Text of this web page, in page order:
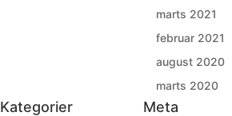
marts 2021
februar 2021
august 2020
marts 2020
Kategorier Meta